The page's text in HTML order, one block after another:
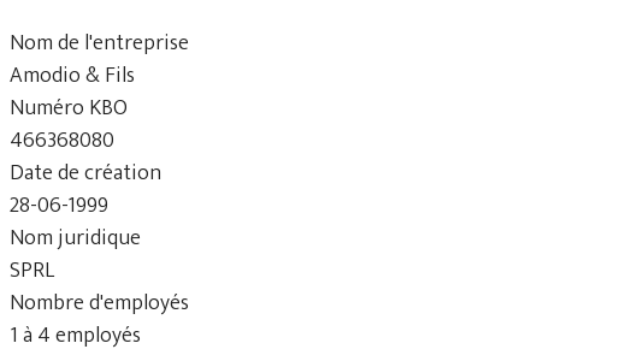
Nom de l'entreprise
Amodio & Fils
Numéro KBO
466368080
Date de création
28-06-1999
Nom juridique
SPRL
Nombre d'employés
1 à 4 employés